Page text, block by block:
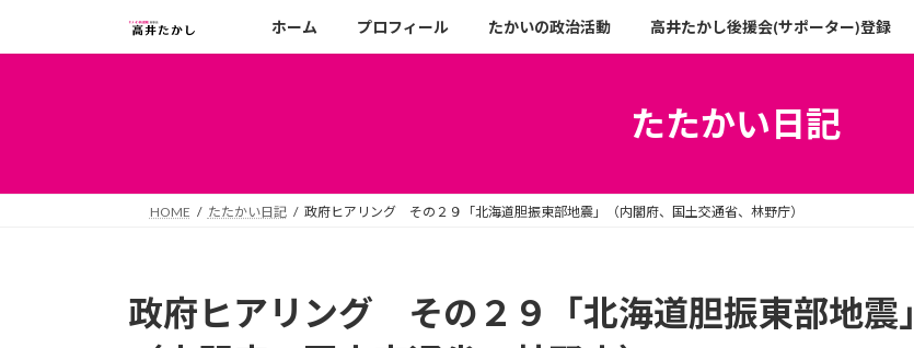
キ
に
ホーム プロフィール たかいの政治活動 高井たかし後援会(サポーター)登録
たたかい日記
HOME たたかい日記 政府ヒアリング その２９「北海道胆振東部地震」（内閣府、国土交通省、林野庁）
政府ヒアリング その２９「北海道胆振東部地震」